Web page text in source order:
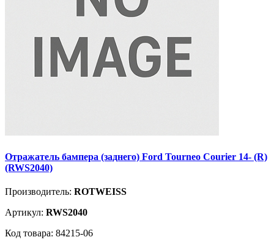
Отражатель бампера (заднего) Ford Tourneo Courier 14- (R)
(RWS2040)
Производитель: ROTWEISS
Артикул: RWS2040
Код товара: 84215-06